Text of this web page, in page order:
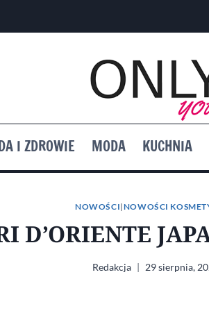
I ZDROWIE MODA KUCHNIA
NOWOŚCI|NOWOŚCI
D’ORIENTE
Redakcja 29 sierpnia,